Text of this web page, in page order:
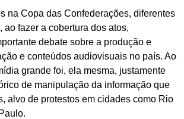
na Copa das Confederações, diferentes
ao fazer a cobertura dos atos,
debate sobre a produção e
e conteúdos audiovisuais no país. Ao
grande foi, ela mesma, justamente
de manipulação da informação que
alvo de protestos em cidades como Rio